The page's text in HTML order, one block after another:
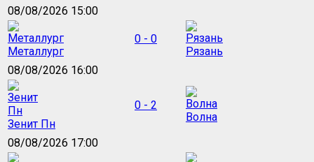
08/08/2026 15:00
Металлург
0 - 0
Рязань
08/08/2026 16:00
Зенит Пн
0 - 2
Волна
08/08/2026 17:00